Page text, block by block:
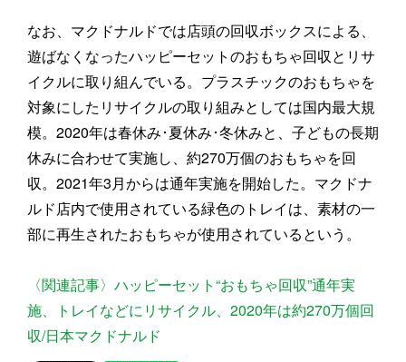
なお、マクドナルドでは店頭の回収ボックスによる、
遊ばなくなったハッピーセットのおもちゃ回収とリサ
イクルに取り組んでいる。プラスチックのおもちゃを
対象にしたリサイクルの取り組みとしては国内最大規
模。2020年は春休み･夏休み･冬休みと、子どもの長期
休みに合わせて実施し、約270万個のおもちゃを回
収。2021年3月からは通年実施を開始した。マクドナ
ルド店内で使用されている緑色のトレイは、素材の一
部に再生されたおもちゃが使用されているという。
〈関連記事〉ハッピーセット“おもちゃ回収”通年実
施、トレイなどにリサイクル、2020年は約270万個回
収/日本マクドナルド